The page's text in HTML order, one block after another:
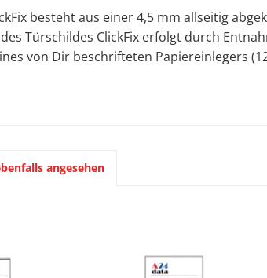
besteht aus einer 4,5 mm allseitig
Türschildes ClickFix erfolgt durch
von Dir beschrifteten Papiereinlegers
angesehen